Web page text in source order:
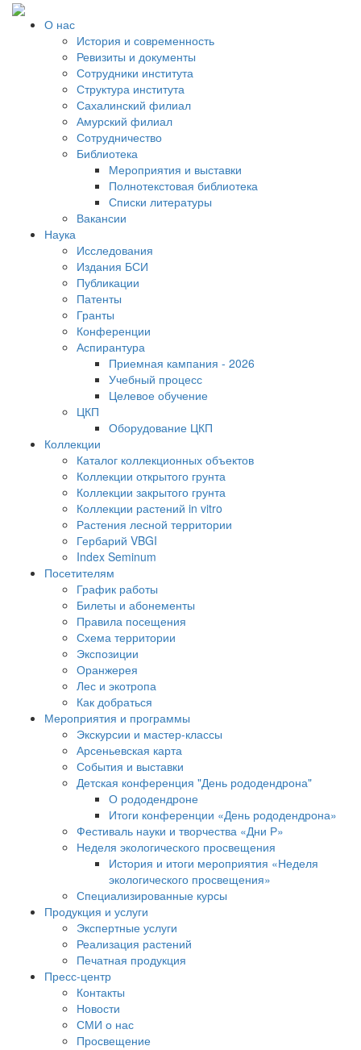
О нас
История и современность
Ревизиты и документы
Сотрудники института
Структура института
Сахалинский филиал
Амурский филиал
Сотрудничество
Библиотека
Мероприятия и выставки
Полнотекстовая библиотека
Списки литературы
Вакансии
Наука
Исследования
Издания БСИ
Публикации
Патенты
Гранты
Конференции
Аспирантура
Приемная кампания - 2026
Учебный процесс
Целевое обучение
ЦКП
Оборудование ЦКП
Коллекции
Каталог коллекционных объектов
Коллекции открытого грунта
Коллекции закрытого грунта
Коллекции растений in vitro
Растения лесной территории
Гербарий VBGI
Index Seminum
Посетителям
График работы
Билеты и абонементы
Правила посещения
Схема территории
Экспозиции
Оранжерея
Лес и экотропа
Как добраться
Мероприятия и программы
Экскурсии и мастер-классы
Арсеньевская карта
События и выставки
Детская конференция "День рододендрона"
О рододендроне
Итоги конференции «День рододендрона»
Фестиваль науки и творчества «Дни Р»
Неделя экологического просвещения
История и итоги мероприятия «Неделя
экологического просвещения»
Специализированные курсы
Продукция и услуги
Экспертные услуги
Реализация растений
Печатная продукция
Пресс-центр
Контакты
Новости
СМИ о нас
Просвещение